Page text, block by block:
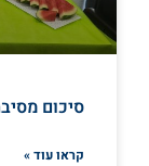
סיכום
קראו עוד »